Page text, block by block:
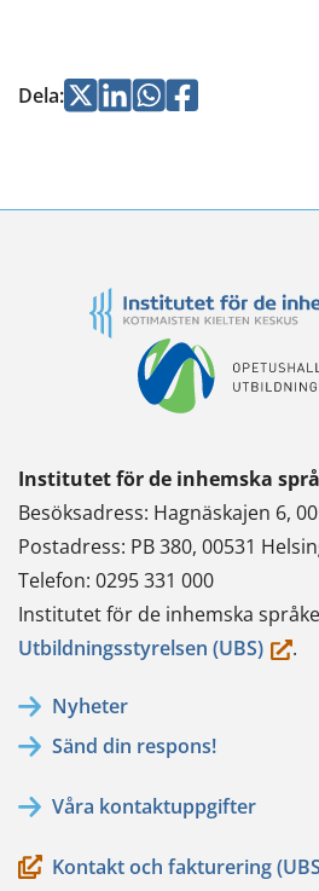
Dela:Jaa Jaa Jaa
Jaa
Institutet för de inhemska
Besöksadress: Hagnäskajen 6,
Postadress: PB 380, 00531
Telefon: 0295 331 000
Institutet för de inhemska
Utbildningsstyrelsen (UBS)(du.
Nyheter
Sänd din respons!
Våra kontaktuppgifter
Kontakt och fakturering